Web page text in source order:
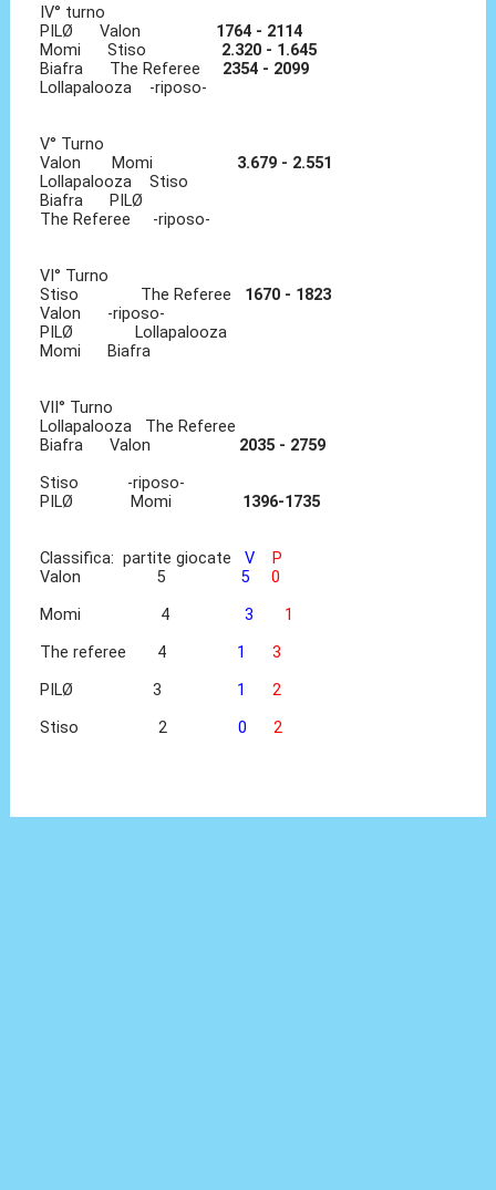
IV° turno
PILØ Valon 1764 - 2114
Momi Stiso 2.320 - 1.645
Biafra The Referee 2354 - 2099
Lollapalooza -riposo-
V° Turno
Valon Momi 3.679 - 2.551
Lollapalooza Stiso
Biafra PILØ
The Referee -riposo-
VI° Turno
Stiso The Referee 1670 - 1823
Valon -riposo-
PILØ Lollapalooza
Momi Biafra
VII° Turno
Lollapalooza The Referee
Biafra Valon 2035 - 2759
Stiso -riposo-
PILØ Momi 1396-1735
Classifica: partite giocateV
P
Valon 5 5
0
Momi 43
1
The referee 4 1
3
PILØ 3 1
2
Stiso 20 2